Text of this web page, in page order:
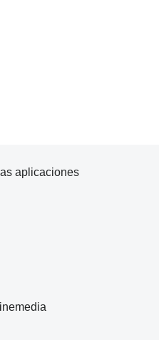
aplicaciones